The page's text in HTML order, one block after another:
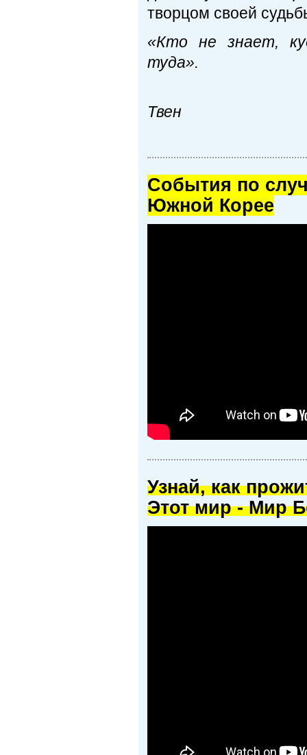
творцом своей
«Кто не знает,
туда».
Твен
Cобытия по
Южной Корее
Узнай, как
Этот мир - Мир